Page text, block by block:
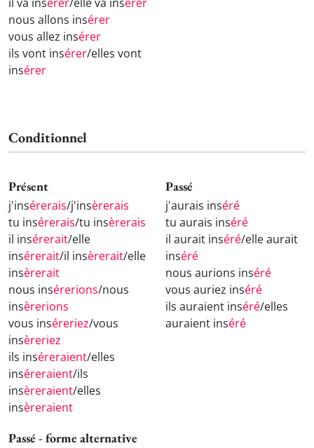
nous allons insérer
vous allez insérer
ils vont insérer/elles vont
insérer
Conditionnel
Présent
j'insérerais/j'insèrerais
tu insérerais/tu insèrerais
il insérerait/elle
insérerait/il insèrerait/elle
insèrerait
nous insérerions/nous
insèrerions
vous inséreriez/vous
insèreriez
ils inséreraient/elles
inséreraient/ils
insèreraient/elles
insèreraient
Passé
j'aurais inséré
tu aurais inséré
il aurait inséré/elle aurait
inséré
nous aurions inséré
vous auriez inséré
ils auraient inséré/elles
auraient inséré
Passé - forme alternative